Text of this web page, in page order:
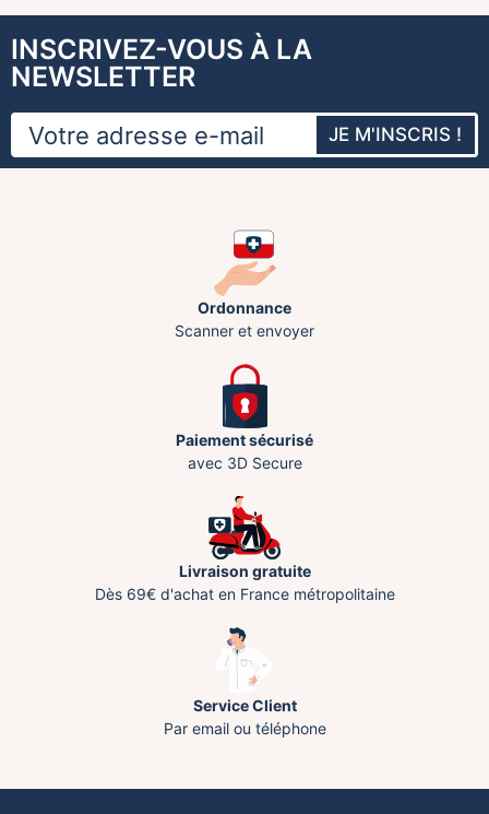
INSCRIVEZ-VOUS À LA
NEWSLETTER
JE M'INSCRIS !
Ordonnance
Scanner et envoyer
Paiement sécurisé
avec 3D Secure
Livraison gratuite
Dès 69€ d'achat en France métropolitaine
Service Client
Par email ou téléphone